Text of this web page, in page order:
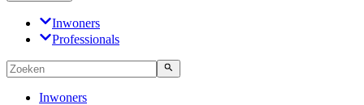
Inwoners
Professionals
Inwoners